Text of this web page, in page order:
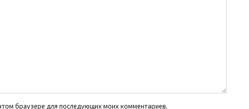
браузере для последующих моих комментариев.